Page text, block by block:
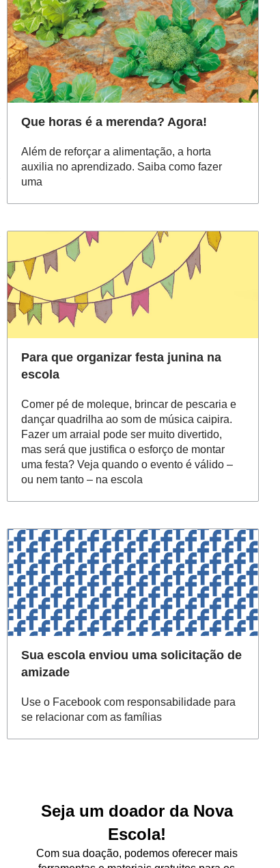
Que horas é a merenda? Agora!
Além de reforçar a alimentação, a horta
auxilia no aprendizado. Saiba como fazer
uma
Para que organizar festa junina na
escola
Comer pé de moleque, brincar de pescaria e
dançar quadrilha ao som de música caipira.
Fazer um arraial pode ser muito divertido,
mas será que justifica o esforço de montar
uma festa? Veja quando o evento é válido –
ou nem tanto – na escola
Sua escola enviou uma solicitação de
amizade
Use o Facebook com responsabilidade para
se relacionar com as famílias
Seja um doador da Nova
Escola!
Com sua doação, podemos oferecer mais